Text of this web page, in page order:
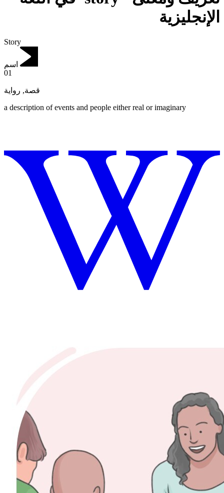
الإنجليزية
Story
اسم
01
قصة, رواية
a description of events and people either real or imaginary